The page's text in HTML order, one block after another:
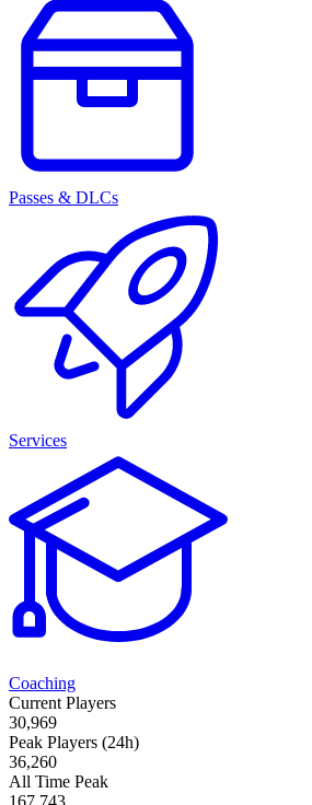
Passes & DLCs
Services
Coaching
Current Players
30,969
Peak Players (24h)
36,260
All Time Peak